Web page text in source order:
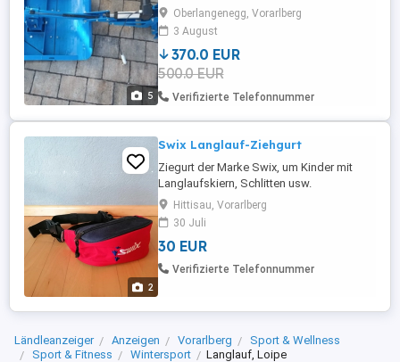
5
Zubehör
Oberlangenegg, Vorarlberg
3 August
370.0 EUR
500.0 EUR
Verifizierte Telefonnummer
2
Swix Langlauf-Ziehgurt
Ziegurt der Marke Swix, um Kinder mit
Langlaufskiern, Schlitten usw.
anzuhängen und hinterher zu ziehen.
Hittisau, Vorarlberg
30 Juli
30 EUR
Verifizierte Telefonnummer
Ländleanzeiger Anzeigen Vorarlberg
Sport & Wellness
Sport & Fitness
Wintersport Langlauf, Loipe